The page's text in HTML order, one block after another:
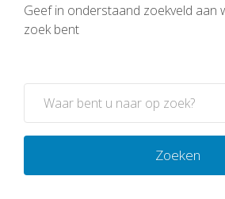
Geef in onderstaand zoekveld aan
zoek bent
Zoeken